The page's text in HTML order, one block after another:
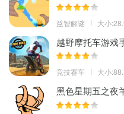
益智解谜 大小
越野摩托车游戏
竞技赛车 大小
黑色星期五之夜